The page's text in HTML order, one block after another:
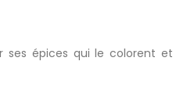
ses épices qui le colorent et